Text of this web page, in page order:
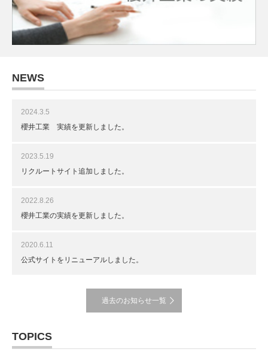
NEWS
2024.3.5
櫻井工業 実績を更新しました。
2023.5.19
リクルートサイト追加しました。
2022.8.26
櫻井工業の実績を更新しました。
2020.6.11
公式サイトをリニューアルしました。
過去のお知らせ一覧
TOPICS